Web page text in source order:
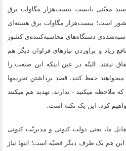
معیّنى بایست بیست‌هزار مگاوات برق
است؛ بیست‌هزار مگاوات برق هسته‌اى
دستگاه‌هاى محاسبه‌کننده‌ى کشور
زیاد و برآوردن نیازهاى فراوان دیگر هم
نیفتد. البتّه در عین اینکه این صنعت را
میخواهند حفظ کنند، قصد برداشتن تحریمها
میکنید - ندارند، تهدید هم میکنند
کرد. این یک نکته است.
ما، یعنى دولت کنونى و مدیریّت کنونى
این هم یک طرف دیگر قضیّه است؛ اینها نیاز